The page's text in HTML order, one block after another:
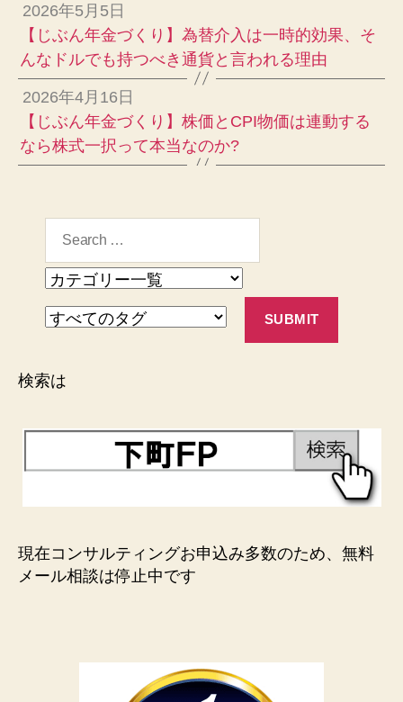
2026年5月5日
【じぶん年金づくり】為替介入は一時的効果、そ
んなドルでも持つべき通貨と言われる理由
2026年4月16日
【じぶん年金づくり】株価とCPI物価は連動する
なら株式一択って本当なのか?
検索は
現在コンサルティングお申込み多数のため、無料
メール相談は停止中です